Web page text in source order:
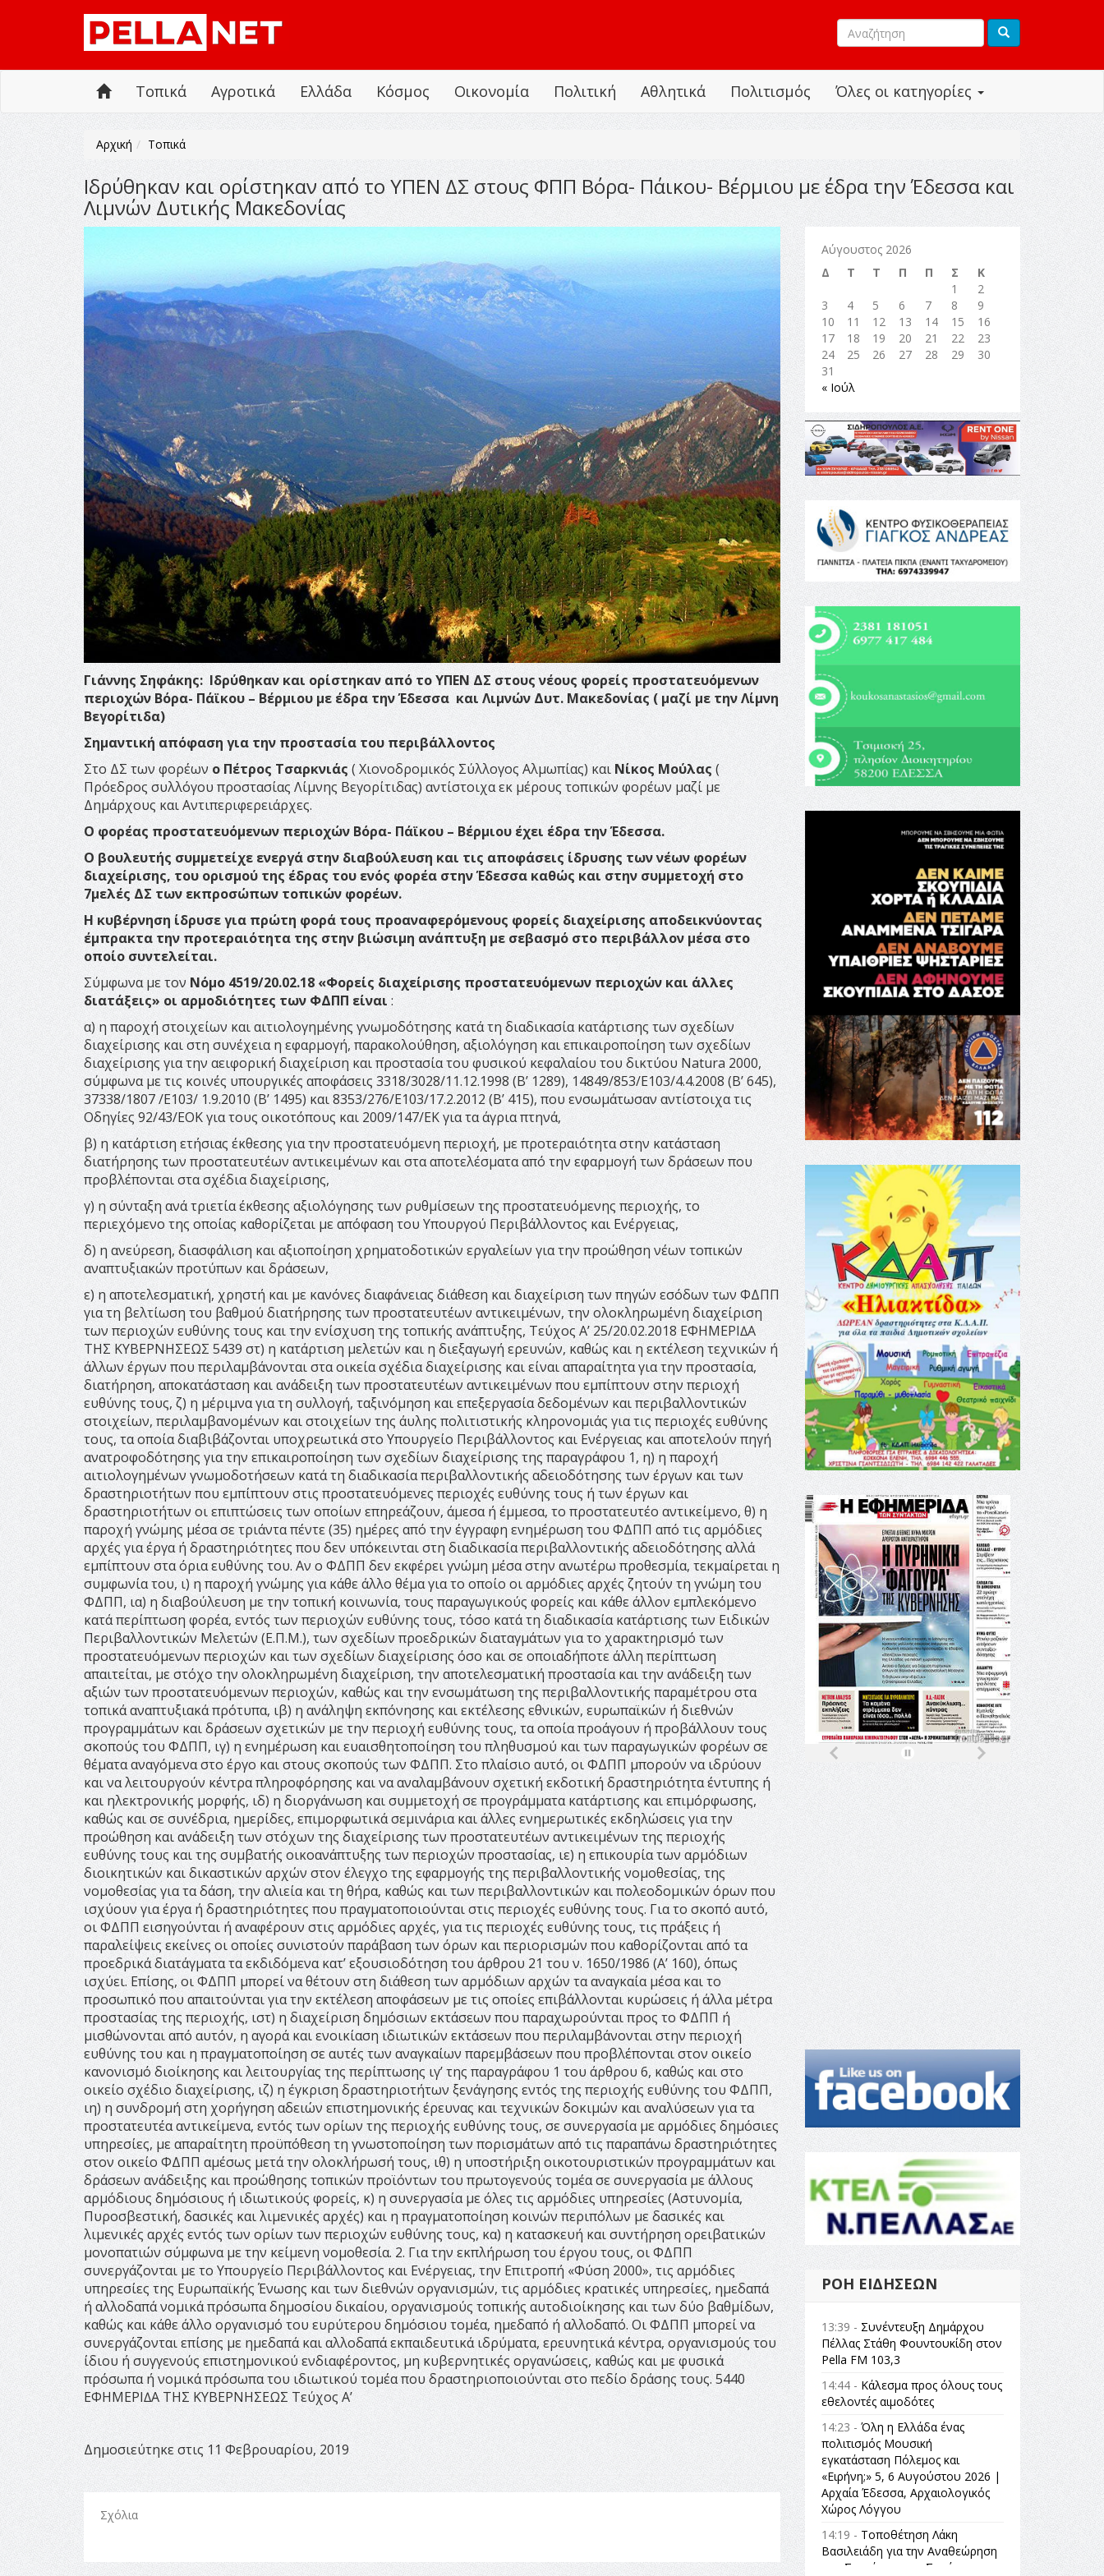
Όλες οι κατηγορίες
Τοπικά Αγροτικά Ελλάδα Κόσμος Οικονομία Πολιτική Αθλητικά Πολιτισμός
Αρχική Τοπικά
Ιδρύθηκαν και ορίστηκαν από το ΥΠΕΝ ΔΣ στους ΦΠΠ Βόρα- Πάικου- Βέρμιου με έδρα την Έδεσσα και
Λιμνών Δυτικής Μακεδονίας
Γιάννης Σηφάκης: Ιδρύθηκαν και ορίστηκαν από το ΥΠΕΝ ΔΣ στους νέους φορείς προστατευόμενων
περιοχών Βόρα- Πάϊκου – Βέρμιου με έδρα την Έδεσσα και Λιμνών Δυτ. Μακεδονίας ( μαζί με την Λίμνη
Βεγορίτιδα)
Σημαντική απόφαση για την προστασία του περιβάλλοντος
Στο ΔΣ των φορέων ο Πέτρος Τσαρκνιάς( Χιονοδρομικός Σύλλογος Αλμωπίας) και Νίκος Μούλας (
Πρόεδρος συλλόγου προστασίας Λίμνης Βεγορίτιδας) αντίστοιχα εκ μέρους τοπικών φορέων μαζί με
Δημάρχους και Αντιπεριφερειάρχες.
Ο φορέας προστατευόμενων περιοχών Βόρα- Πάϊκου – Βέρμιου έχει έδρα την Έδεσσα.
Ο βουλευτής συμμετείχε ενεργά στην διαβούλευση και τις αποφάσεις ίδρυσης των νέων φορέων
διαχείρισης, του ορισμού της έδρας του ενός φορέα στην Έδεσσα καθώς και στην συμμετοχή στο
7μελές ΔΣ των εκπροσώπων τοπικών φορέων.
Η κυβέρνηση ίδρυσε για πρώτη φορά τους προαναφερόμενους φορείς διαχείρισης αποδεικνύοντας
έμπρακτα την προτεραιότητα της στην βιώσιμη ανάπτυξη με σεβασμό στο περιβάλλον μέσα στο
οποίο συντελείται.
Σύμφωνα με τον Νόμο 4519/20.02.18 «Φορείς διαχείρισης προστατευόμενων περιοχών και άλλες
διατάξεις» οι αρμοδιότητες των ΦΔΠΠ είναι :
α) η παροχή στοιχείων και αιτιολογημένης γνωμοδότησης κατά τη διαδικασία κατάρτισης των σχεδίων
διαχείρισης και στη συνέχεια η εφαρμογή, παρακολούθηση, αξιολόγηση και επικαιροποίηση των σχεδίων
διαχείρισης για την αειφορική διαχείριση και προστασία του φυσικού κεφαλαίου του δικτύου Natura 2000,
σύμφωνα με τις κοινές υπουργικές αποφάσεις 3318/3028/11.12.1998 (Β’ 1289), 14849/853/Ε103/4.4.2008 (Β’ 645),
37338/1807 /Ε103/ 1.9.2010 (Β’ 1495) και 8353/276/Ε103/17.2.2012 (Β’ 415), που ενσωμάτωσαν αντίστοιχα τις
Οδηγίες 92/43/ΕΟΚ για τους οικοτόπους και 2009/147/ΕΚ για τα άγρια πτηνά,
β) η κατάρτιση ετήσιας έκθεσης για την προστατευόμενη περιοχή, με προτεραιότητα στην κατάσταση
διατήρησης των προστατευτέων αντικειμένων και στα αποτελέσματα από την εφαρμογή των δράσεων που
προβλέπονται στα σχέδια διαχείρισης,
γ) η σύνταξη ανά τριετία έκθεσης αξιολόγησης των ρυθμίσεων της προστατευόμενης περιοχής, το
περιεχόμενο της οποίας καθορίζεται με απόφαση του Υπουργού Περιβάλλοντος και Ενέργειας,
δ) η ανεύρεση, διασφάλιση και αξιοποίηση χρηματοδοτικών εργαλείων για την προώθηση νέων τοπικών
αναπτυξιακών προτύπων και δράσεων,
ε) η αποτελεσματική, χρηστή και με κανόνες διαφάνειας διάθεση και διαχείριση των πηγών εσόδων των ΦΔΠΠ
για τη βελτίωση του βαθμού διατήρησης των προστατευτέων αντικειμένων, την ολοκληρωμένη διαχείριση
των περιοχών ευθύνης τους και την ενίσχυση της τοπικής ανάπτυξης, Τεύχος Α’ 25/20.02.2018 ΕΦΗΜΕΡΙ∆Α
TΗΣ ΚΥΒΕΡΝΗΣΕΩΣ 5439 στ) η κατάρτιση μελετών και η διεξαγωγή ερευνών, καθώς και η εκτέλεση τεχνικών ή
άλλων έργων που περιλαμβάνονται στα οικεία σχέδια διαχείρισης και είναι απαραίτητα για την προστασία,
διατήρηση, αποκατάσταση και ανάδειξη των προστατευτέων αντικειμένων που εμπίπτουν στην περιοχή
ευθύνης τους, ζ) η μέριμνα για τη συλλογή, ταξινόμηση και επεξεργασία δεδομένων και περιβαλλοντικών
στοιχείων, περιλαμβανομένων και στοιχείων της άυλης πολιτιστικής κληρονομιάς για τις περιοχές ευθύνης
τους, τα οποία διαβιβάζονται υποχρεωτικά στο Υπουργείο Περιβάλλοντος και Ενέργειας και αποτελούν πηγή
ανατροφοδότησης για την επικαιροποίηση των σχεδίων διαχείρισης της παραγράφου 1, η) η παροχή
αιτιολογημένων γνωμοδοτήσεων κατά τη διαδικασία περιβαλλοντικής αδειοδότησης των έργων και των
δραστηριοτήτων που εμπίπτουν στις προστατευόμενες περιοχές ευθύνης τους ή των έργων και
δραστηριοτήτων οι επιπτώσεις των οποίων επηρεάζουν, άμεσα ή έμμεσα, το προστατευτέο αντικείμενο, θ) η
παροχή γνώμης μέσα σε τριάντα πέντε (35) ημέρες από την έγγραφη ενημέρωση του ΦΔΠΠ από τις αρμόδιες
αρχές για έργα ή δραστηριότητες που δεν υπόκεινται στη διαδικασία περιβαλλοντικής αδειοδότησης αλλά
εμπίπτουν στα όρια ευθύνης του. Αν ο ΦΔΠΠ δεν εκφέρει γνώμη μέσα στην ανωτέρω προθεσμία, τεκμαίρεται η
συμφωνία του, ι) η παροχή γνώμης για κάθε άλλο θέμα για το οποίο οι αρμόδιες αρχές ζητούν τη γνώμη του
ΦΔΠΠ, ια) η διαβούλευση με την τοπική κοινωνία, τους παραγωγικούς φορείς και κάθε άλλον εμπλεκόμενο
κατά περίπτωση φορέα, εντός των περιοχών ευθύνης τους, τόσο κατά τη διαδικασία κατάρτισης των Ειδικών
Περιβαλλοντικών Μελετών (Ε.Π.Μ.), των σχεδίων προεδρικών διαταγμάτων για το χαρακτηρισμό των
προστατευόμενων περιοχών και των σχεδίων διαχείρισης όσο και σε οποιαδήποτε άλλη περίπτωση
απαιτείται, με στόχο την ολοκληρωμένη διαχείριση, την αποτελεσματική προστασία και την ανάδειξη των
αξιών των προστατευόμενων περιοχών, καθώς και την ενσωμάτωση της περιβαλλοντικής παραμέτρου στα
τοπικά αναπτυξιακά πρότυπα, ιβ) η ανάληψη εκπόνησης και εκτέλεσης εθνικών, ευρωπαϊκών ή διεθνών
προγραμμάτων και δράσεων σχετικών με την περιοχή ευθύνης τους, τα οποία προάγουν ή προβάλλουν τους
σκοπούς του ΦΔΠΠ, ιγ) η ενημέρωση και ευαισθητοποίηση του πληθυσμού και των παραγωγικών φορέων σε
θέματα αναγόμενα στο έργο και στους σκοπούς των ΦΔΠΠ. Στο πλαίσιο αυτό, οι ΦΔΠΠ μπορούν να ιδρύουν
και να λειτουργούν κέντρα πληροφόρησης και να αναλαμβάνουν σχετική εκδοτική δραστηριότητα έντυπης ή
και ηλεκτρονικής μορφής, ιδ) η διοργάνωση και συμμετοχή σε προγράμματα κατάρτισης και επιμόρφωσης,
καθώς και σε συνέδρια, ημερίδες, επιμορφωτικά σεμινάρια και άλλες ενημερωτικές εκδηλώσεις για την
προώθηση και ανάδειξη των στόχων της διαχείρισης των προστατευτέων αντικειμένων της περιοχής
ευθύνης τους και της συμβατής οικοανάπτυξης των περιοχών προστασίας, ιε) η επικουρία των αρμόδιων
διοικητικών και δικαστικών αρχών στον έλεγχο της εφαρμογής της περιβαλλοντικής νομοθεσίας, της
νομοθεσίας για τα δάση, την αλιεία και τη θήρα, καθώς και των περιβαλλοντικών και πολεοδομικών όρων που
ισχύουν για έργα ή δραστηριότητες που πραγματοποιούνται στις περιοχές ευθύνης τους. Για το σκοπό αυτό,
οι ΦΔΠΠ εισηγούνται ή αναφέρουν στις αρμόδιες αρχές, για τις περιοχές ευθύνης τους, τις πράξεις ή
παραλείψεις εκείνες οι οποίες συνιστούν παράβαση των όρων και περιορισμών που καθορίζονται από τα
προεδρικά διατάγματα τα εκδιδόμενα κατ’ εξουσιοδότηση του άρθρου 21 του ν. 1650/1986 (Α’ 160), όπως
ισχύει. Επίσης, οι ΦΔΠΠ μπορεί να θέτουν στη διάθεση των αρμόδιων αρχών τα αναγκαία μέσα και το
προσωπικό που απαιτούνται για την εκτέλεση αποφάσεων με τις οποίες επιβάλλονται κυρώσεις ή άλλα μέτρα
προστασίας της περιοχής, ιστ) η διαχείριση δημόσιων εκτάσεων που παραχωρούνται προς το ΦΔΠΠ ή
μισθώνονται από αυτόν, η αγορά και ενοικίαση ιδιωτικών εκτάσεων που περιλαμβάνονται στην περιοχή
ευθύνης του και η πραγματοποίηση σε αυτές των αναγκαίων παρεμβάσεων που προβλέπονται στον οικείο
κανονισμό διοίκησης και λειτουργίας της περίπτωσης ιγ’ της παραγράφου 1 του άρθρου 6, καθώς και στο
οικείο σχέδιο διαχείρισης, ιζ) η έγκριση δραστηριοτήτων ξενάγησης εντός της περιοχής ευθύνης του ΦΔΠΠ,
ιη) η συνδρομή στη χορήγηση αδειών επιστημονικής έρευνας και τεχνικών δοκιμών και αναλύσεων για τα
προστατευτέα αντικείμενα, εντός των ορίων της περιοχής ευθύνης τους, σε συνεργασία με αρμόδιες δημόσιες
υπηρεσίες, με απαραίτητη προϋπόθεση τη γνωστοποίηση των πορισμάτων από τις παραπάνω δραστηριότητες
στον οικείο ΦΔΠΠ αμέσως μετά την ολοκλήρωσή τους, ιθ) η υποστήριξη οικοτουριστικών προγραμμάτων και
δράσεων ανάδειξης και προώθησης τοπικών προϊόντων του πρωτογενούς τομέα σε συνεργασία με άλλους
αρμόδιους δημόσιους ή ιδιωτικούς φορείς, κ) η συνεργασία με όλες τις αρμόδιες υπηρεσίες (Αστυνομία,
Πυροσβεστική, δασικές και λιμενικές αρχές) και η πραγματοποίηση κοινών περιπόλων με δασικές και
λιμενικές αρχές εντός των ορίων των περιοχών ευθύνης τους, κα) η κατασκευή και συντήρηση ορειβατικών
μονοπατιών σύμφωνα με την κείμενη νομοθεσία. 2. Για την εκπλήρωση του έργου τους, οι ΦΔΠΠ
συνεργάζονται με το Υπουργείο Περιβάλλοντος και Ενέργειας, την Επιτροπή «Φύση 2000», τις αρμόδιες
υπηρεσίες της Ευρωπαϊκής Ένωσης και των διεθνών οργανισμών, τις αρμόδιες κρατικές υπηρεσίες, ημεδαπά
ή αλλοδαπά νομικά πρόσωπα δημοσίου δικαίου, οργανισμούς τοπικής αυτοδιοίκησης και των δύο βαθμίδων,
καθώς και κάθε άλλο οργανισμό του ευρύτερου δημόσιου τομέα, ημεδαπό ή αλλοδαπό. Οι ΦΔΠΠ μπορεί να
συνεργάζονται επίσης με ημεδαπά και αλλοδαπά εκπαιδευτικά ιδρύματα, ερευνητικά κέντρα, οργανισμούς του
ίδιου ή συγγενούς επιστημονικού ενδιαφέροντος, μη κυβερνητικές οργανώσεις, καθώς και με φυσικά
πρόσωπα ή νομικά πρόσωπα του ιδιωτικού τομέα που δραστηριοποιούνται στο πεδίο δράσης τους. 5440
ΕΦΗΜΕΡΙ∆Α TΗΣ ΚΥΒΕΡΝΗΣΕΩΣ Τεύχος Α’
Δημοσιεύτηκε στις 11 Φεβρουαρίου, 2019
Σχόλια
Αύγουστος 2026
Δ
Τ Τ Π Π Σ
Κ
1
2
3
4 5 6 7 8
9
10
11 12 13 14 15
16
17
18 19 20 21 22
23
24
25 26 27 28 29
30
31
« Ιούλ
ΡΟΉ ΕΙΔΉΣΕΩΝ
13:39 - Συνέντευξη Δημάρχου
Πέλλας Στάθη Φουντουκίδη στον
Pella FM 103,3
14:44 - Κάλεσμα προς όλους τους
εθελοντές αιμοδότες
14:23 - Όλη η Ελλάδα ένας
πολιτισμός Μουσική
εγκατάσταση Πόλεμος και
«Ειρήνη;» 5, 6 Αυγούστου 2026 |
Αρχαία Έδεσσα, Αρχαιολογικός
Χώρος Λόγγου
14:19 - Τοποθέτηση Λάκη
Βασιλειάδη για την Αναθεώρηση
του Συντάγματος: «Σε τέτοιες